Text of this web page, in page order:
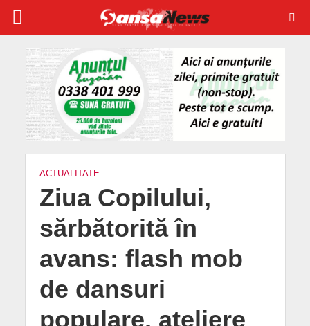
ACTUALITATE
Ziua Copilului,
sărbătorită în
avans: flash mob
de dansuri
populare, ateliere